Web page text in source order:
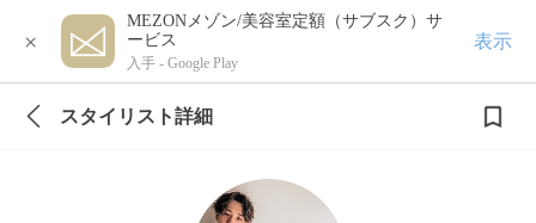
×
MEZONメゾン/美容室定額（サブスク）サ
ービス
入手 - Google Play
表示
スタイリスト詳細